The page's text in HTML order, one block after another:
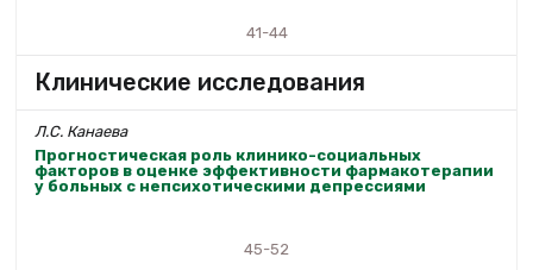
41-44
Клинические исследования
Л.С. Канаева
Прогностическая роль клинико-социальных
факторов в оценке эффективности фармакотерапии
у больных с непсихотическими депрессиями
45-52